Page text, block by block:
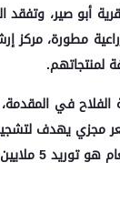
أبو صير،
مطورة، مركز
لمنتجاتهم.
الفلاح في
للإردب، وهو سعر
محصول